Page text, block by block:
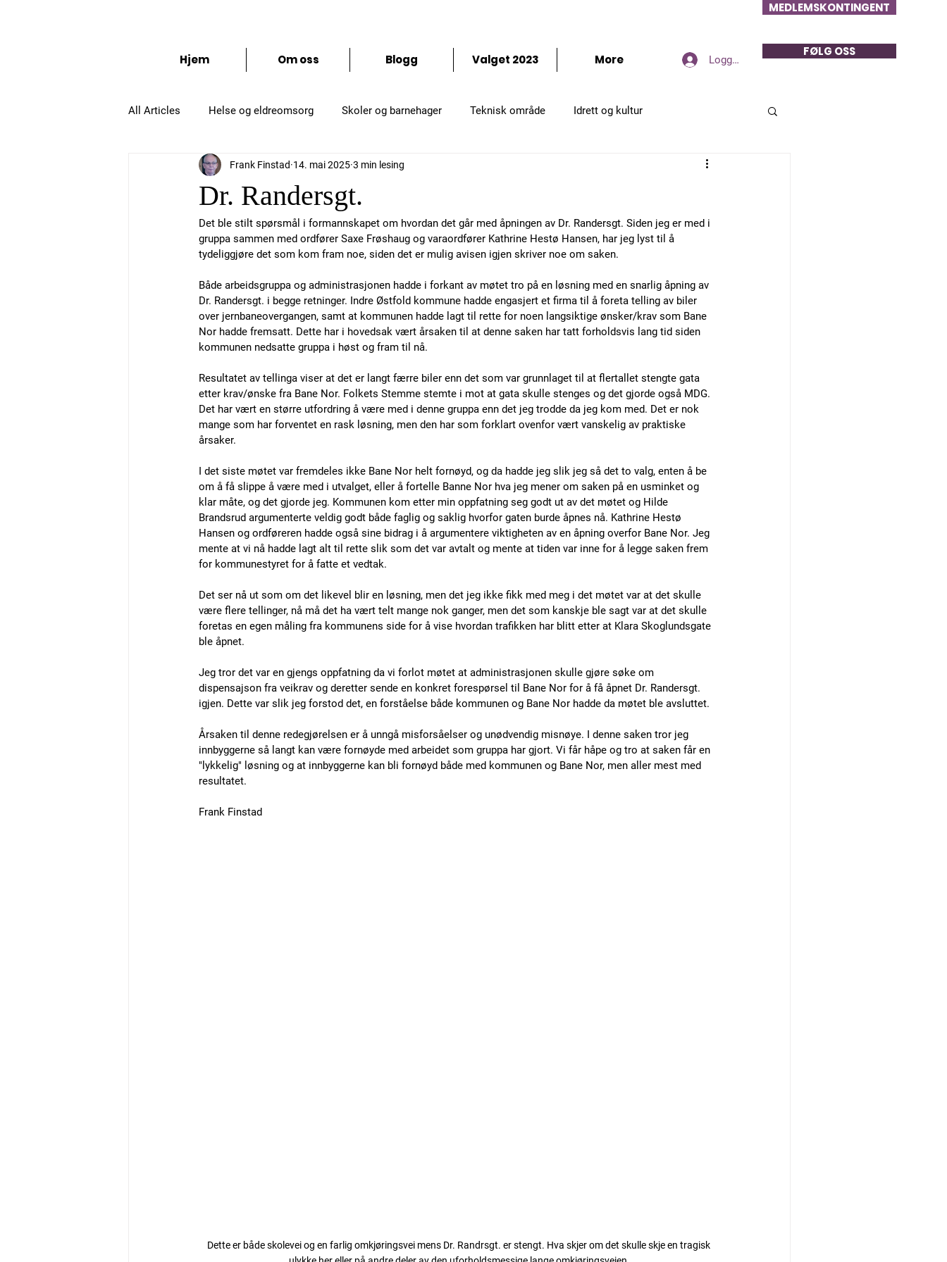
MEDLEMSKONTINGENT
Hjem Om oss Blogg Valget 2023 More Logg inn
FØLG OSS
All Articles Helse og eldreomsorg Skoler og barnehager Teknisk område Idrett og kultur
Administrasjon og organisering
Dr. Randersgt.
Frank Finstad 14. mai 2025 3 min lesing
Det ble stilt spørsmål i formannskapet om hvordan det går med åpningen av Dr. Randersgt. Siden jeg er med i
gruppa sammen med ordfører Saxe Frøshaug og varaordfører Kathrine Hestø Hansen, har jeg lyst til å
tydeliggjøre det som kom fram noe, siden det er mulig avisen igjen skriver noe om saken.
Både arbeidsgruppa og administrasjonen hadde i forkant av møtet tro på en løsning med en snarlig åpning av
Dr. Randersgt. i begge retninger. Indre Østfold kommune hadde engasjert et firma til å foreta telling av biler
over jernbaneovergangen, samt at kommunen hadde lagt til rette for noen langsiktige ønsker/krav som Bane
Nor hadde fremsatt. Dette har i hovedsak vært årsaken til at denne saken har tatt forholdsvis lang tid siden
kommunen nedsatte gruppa i høst og fram til nå.
Resultatet av tellinga viser at det er langt færre biler enn det som var grunnlaget til at flertallet stengte gata
etter krav/ønske fra Bane Nor. Folkets Stemme stemte i mot at gata skulle stenges og det gjorde også MDG.
Det har vært en større utfordring å være med i denne gruppa enn det jeg trodde da jeg kom med. Det er nok
mange som har forventet en rask løsning, men den har som forklart ovenfor vært vanskelig av praktiske
årsaker.
I det siste møtet var fremdeles ikke Bane Nor helt fornøyd, og da hadde jeg slik jeg så det to valg, enten å be
om å få slippe å være med i utvalget, eller å fortelle Banne Nor hva jeg mener om saken på en usminket og
klar måte, og det gjorde jeg. Kommunen kom etter min oppfatning seg godt ut av det møtet og Hilde
Brandsrud argumenterte veldig godt både faglig og saklig hvorfor gaten burde åpnes nå. Kathrine Hestø
Hansen og ordføreren hadde også sine bidrag i å argumentere viktigheten av en åpning overfor Bane Nor. Jeg
mente at vi nå hadde lagt alt til rette slik som det var avtalt og mente at tiden var inne for å legge saken frem
for kommunestyret for å fatte et vedtak.
Det ser nå ut som om det likevel blir en løsning, men det jeg ikke fikk med meg i det møtet var at det skulle
være flere tellinger, nå må det ha vært telt mange nok ganger, men det som kanskje ble sagt var at det skulle
foretas en egen måling fra kommunens side for å vise hvordan trafikken har blitt etter at Klara Skoglundsgate
ble åpnet.
Jeg tror det var en gjengs oppfatning da vi forlot møtet at administrasjonen skulle gjøre søke om
dispensajson fra veikrav og deretter sende en konkret forespørsel til Bane Nor for å få åpnet Dr. Randersgt.
igjen. Dette var slik jeg forstod det, en forståelse både kommunen og Bane Nor hadde da møtet ble avsluttet.
Årsaken til denne redegjørelsen er å unngå misforsåelser og unødvendig misnøye. I denne saken tror jeg
innbyggerne så langt kan være fornøyde med arbeidet som gruppa har gjort. Vi får håpe og tro at saken får en
"lykkelig" løsning og at innbyggerne kan bli fornøyd både med kommunen og Bane Nor, men aller mest med
resultatet.
Frank Finstad
Dette er både skolevei og en farlig omkjøringsvei mens Dr. Randrsgt. er stengt. Hva skjer om det skulle skje en tragisk